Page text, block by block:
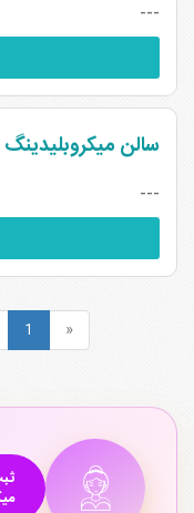
---
سالن
---
«
1